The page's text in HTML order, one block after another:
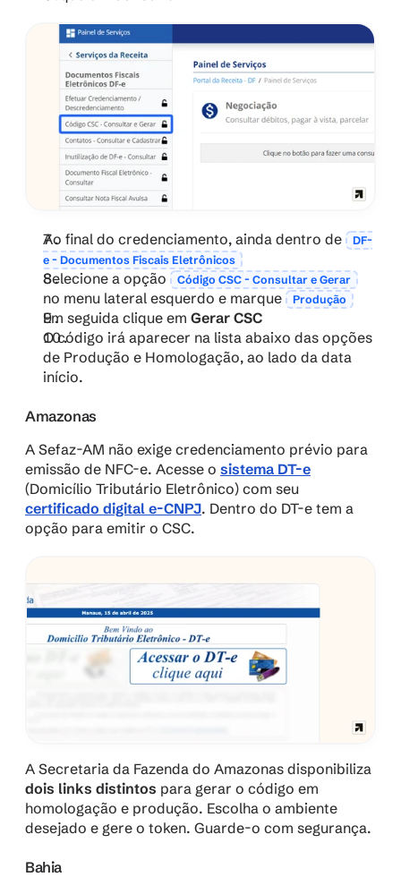
Ao final do credenciamento, ainda dentro de
DF-
e - Documentos Fiscais Eletrônicos
Selecione a opção Código CSC - Consultar e Gerar
no menu lateral esquerdo e marque Produção
Em seguida clique em Gerar CSC
O código irá aparecer na lista abaixo das opções
de Produção e Homologação, ao lado da data
início.
Amazonas
A Sefaz-AM não exige credenciamento prévio para
emissão de NFC-e​. Acesse o sistema DT-e
certificado digital e-CNPJ. Dentro do DT-e tem a
opção para emitir o CSC.
dois links distintos para gerar o código em
homologação e produção​. Escolha o ambiente
desejado e gere o token. Guarde-o com segurança.
Bahia